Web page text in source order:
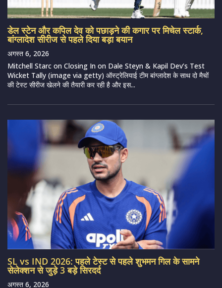
डेल स्टेन और कपिल देव को पछाड़ने की कगार पर मिचेल स्टार्क,
बांग्लादेश सीरीज से पहले दिया बड़ा बयान
अगस्त 6, 2026
Mitchell Starc on Closing In on Dale Steyn & Kapil Dev’s Test
Wicket Tally (image via getty) ऑस्ट्रेलियाई टीम बांग्लादेश के साथ दो मैचों
की टेस्ट सीरीज खेलने की तैयारी कर रही है और इस...
SL vs IND 2026: पहले टेस्ट से पहले शुभमन गिल के सामने
सेलेक्शन से जुड़े 3 बड़े सिरदर्द
अगस्त 6, 2026